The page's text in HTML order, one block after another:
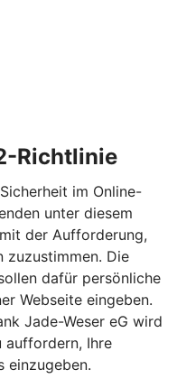
Richtlinie
im Online-
unter diesem
der Aufforderung,
zuzustimmen. Die
dafür persönliche
Webseite eingeben.
Jade-Weser eG wird
auffordern, Ihre
einzugeben.